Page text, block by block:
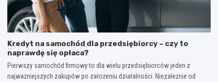
Kredyt na samochód dla przedsiębiorcy – czy to
naprawdę się opłaca?
Pierwszy samochód firmowy to dla wielu przedsiębiorców jeden z
najważniejszych zakupów po założeniu działalności. Niezależnie od